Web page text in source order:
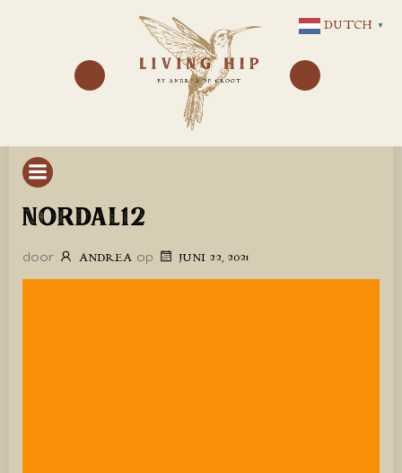
NAAR
DE
INHOUD
NORDAL12
door ANDREA op JUNI 22, 2021
DUTCH ▼